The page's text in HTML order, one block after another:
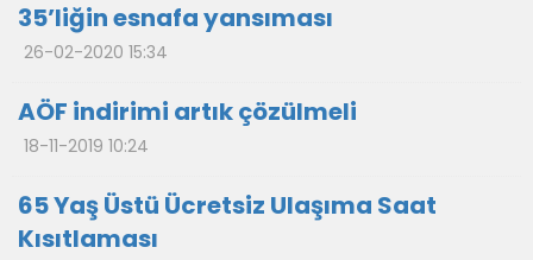
35’liğin esnafa yansıması
26-02-2020 15:34
AÖF indirimi artık çözülmeli
18-11-2019 10:24
65 Yaş Üstü Ücretsiz Ulaşıma Saat
Kısıtlaması